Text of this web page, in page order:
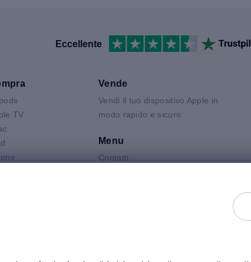
Eccellente
TV
Vende
Vendi il tuo dispositivo Apple in
modo rapido e sicuro
Menu
Contatti